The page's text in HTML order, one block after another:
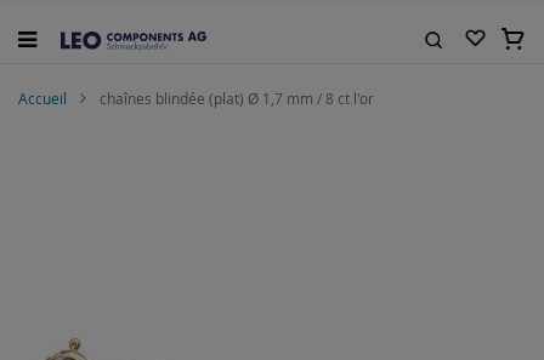
au
Mon
Accueil chaînes blindée (plat) Ø 1,7 mm / 8 ct l'or